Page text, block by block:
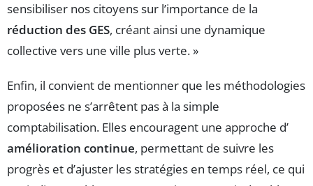
sensibiliser nos citoyens sur l’importance de la
réduction des GES, créant ainsi une dynamique
collective vers une ville plus verte. »
Enfin, il convient de mentionner que les méthodologies
proposées ne s’arrêtent pas à la simple
comptabilisation. Elles encouragent une approche d’
amélioration continue, permettant de suivre les
progrès et d’ajuster les stratégies en temps réel, ce qui